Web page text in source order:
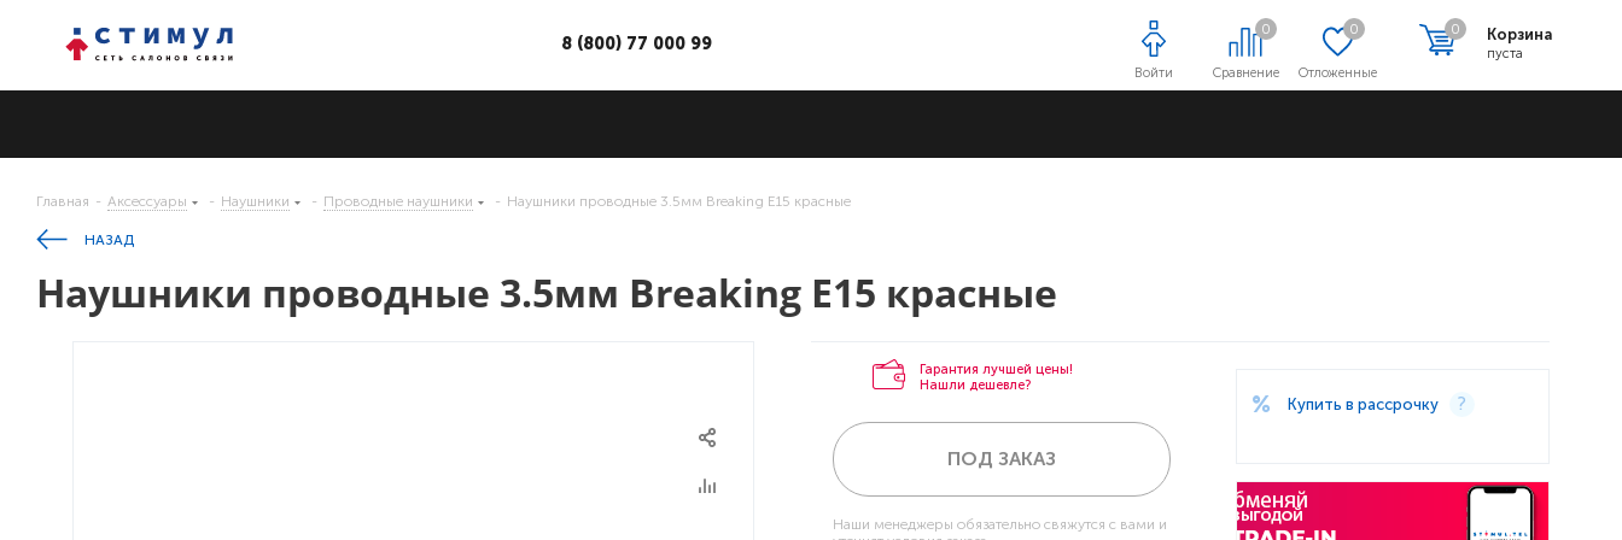
Сравнение
0
Отложенные
0 Корзина
пуста
0
Войти
8 (800) 77 000 99
Главная - Аксессуары - Наушники - Проводные наушники - Наушники проводные 3.5мм Breaking E15 красные
НАЗАД
Наушники проводные 3.5мм Breaking E15 красные
Гарантия лучшей цены!
Нашли дешевле?
ПОД ЗАКАЗ
Наши менеджеры обязательно свяжутся с вами и
Купить в рассрочку